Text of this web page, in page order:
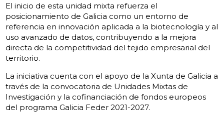
El inicio de esta unidad mixta refuerza el
posicionamiento de Galicia como un entorno de
referencia en innovación aplicada a la biotecnología y al
uso avanzado de datos, contribuyendo a la mejora
directa de la competitividad del tejido empresarial del
territorio.
La iniciativa cuenta con el apoyo de la Xunta de Galicia a
través de la convocatoria de Unidades Mixtas de
Investigación y la cofinanciación de fondos europeos
del programa Galicia Feder 2021-2027.